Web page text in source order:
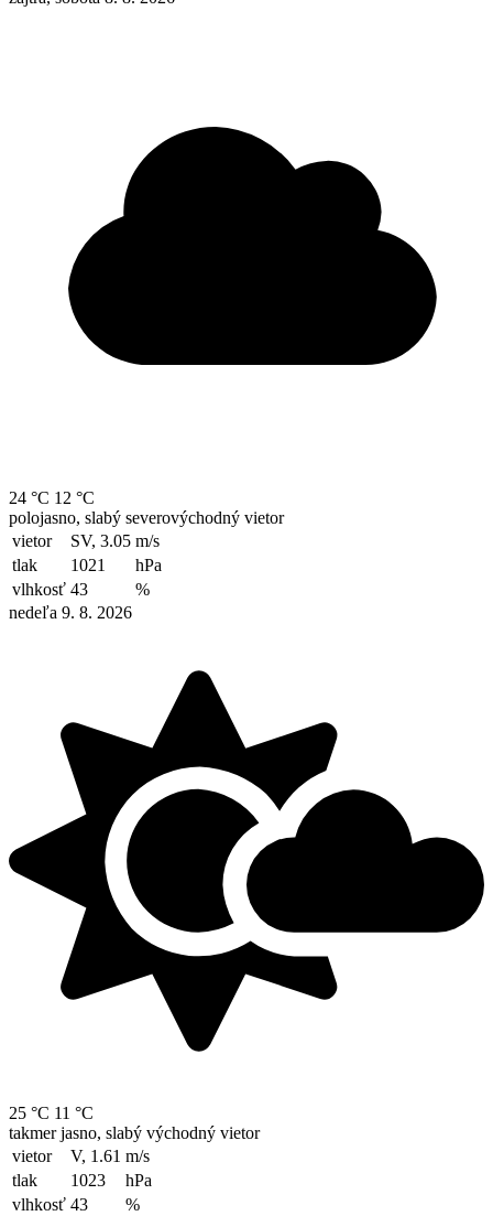
24 °C 12 °C
polojasno, slabý severovýchodný vietor
vietor
SV, 3.05 m/s
tlak
1021
hPa
vlhkosť 43
%
nedeľa 9. 8. 2026
25 °C 11 °C
takmer jasno, slabý východný vietor
vietor
V, 1.61 m/s
tlak
1023
hPa
vlhkosť 43
%